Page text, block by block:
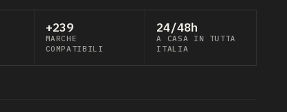
+239
MARCHE
COMPATIBILI
24/48h
A CASA IN TUTTA
ITALIA